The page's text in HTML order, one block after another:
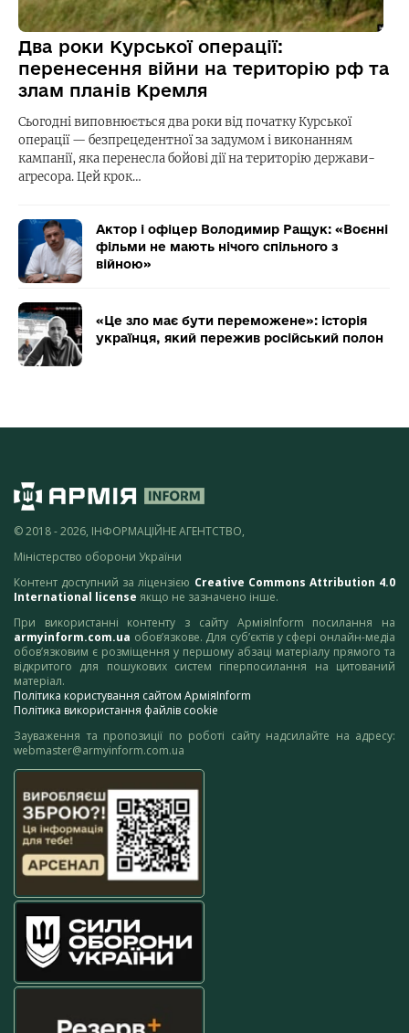
Два роки Курської операції:
перенесення війни на територію рф та
злам планів Кремля
Сьогодні виповнюється два роки від початку Курської
операції — безпрецедентної за задумом і виконанням
кампанії, яка перенесла бойові дії на територію держави-
агресора. Цей крок…
Актор і офіцер Володимир Ращук: «Воєнні
фільми не мають нічого спільного з
війною»
«Це зло має бути переможене»: історія
українця, який пережив російський полон
© 2018 - 2026, ІНФОРМАЦІЙНЕ АГЕНТСТВО,
Міністерство оборони України
Контент доступний за ліцензією Creative Commons Attribution 4.0
International license якщо не зазначено інше.
При використанні контенту з сайту АрміяInform посилання на
armyinform.com.ua обов’язкове. Для суб’єктів у сфері онлайн-медіа
обов’язковим є розміщення у першому абзаці матеріалу прямого та
відкритого для пошукових систем гіперпосилання на цитований
матеріал.
Політика користування сайтом АрміяInform
Політика використання файлів cookie
Зауваження та пропозиції по роботі сайту надсилайте на адресу:
webmaster@armyinform.com.ua